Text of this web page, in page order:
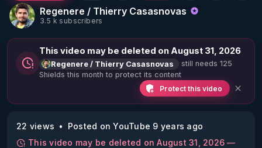
Regenere / Thierry Casasnovas
3.5 k subscribers
This video may be deleted on August 31, 2026
Regenere / Thierry Casasnovas
still needs 125
Shields this month to protect its content
Protect this video
22 views
Posted on YouTube 9 years ago
This video may be deleted on August 31, 2026 —